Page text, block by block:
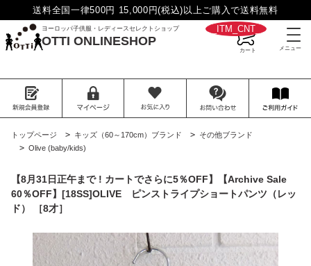
送料全国一律500円 15,000円(税込)以上ご購入で送料無料
ヨーロッパ子供服・レディースセレクトショップ
OTTI ONLINESHOP
__ITM_CNT__
トップページ > キッズ（60～170cm）ブランド > その他ブランド
> Olive (baby/kids)
【8月31日正午まで ! カートでさらに5％OFF】【Archive Sale
60％OFF】[18SS]OLIVE ピンストライプショートパンツ（レッ
ド） ［8才］